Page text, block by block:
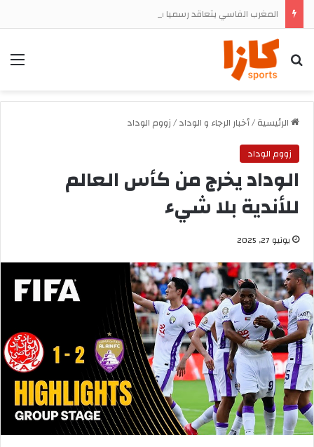
بحث
الرئيسية/أخبار الرجاء و الوداد/زووم الوداد
زووم الوداد
الوداد يخرج من كأس العالم
للأندية بلا شيء
يونيو 27, 2025